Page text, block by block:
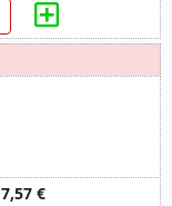
7,57 €